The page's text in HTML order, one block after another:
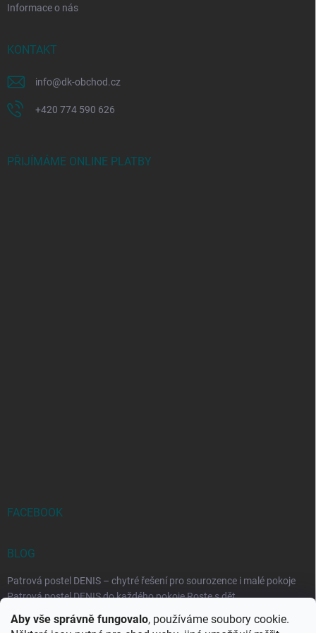
Aby vše správně fungovalo, používáme soubory cookie.
Informace o nás
KONTAKT
info@dk-obchod.cz
+420 774 590 626
PŘIJÍMÁME ONLINE PLATBY
FACEBOOK
BLOG
Patrová postel DENIS – chytré řešení pro sourozence i malé pokoje
Patrová postel DENIS do každého pokoje Roste s dět...
Rozkládací postele RELAX – ideální řešení pro malé prostory i